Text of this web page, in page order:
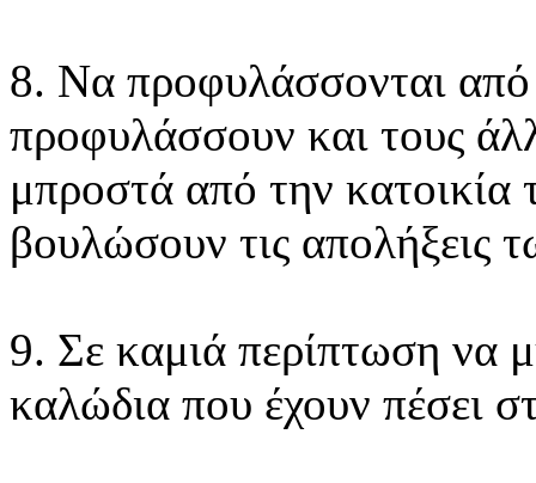
8. Να προφυλάσσονται από
προφυλάσσουν και τους
μπροστά από την κατοικία
βουλώσουν τις απολήξεις
9. Σε καμιά περίπτωση να
καλώδια που έχουν πέσει